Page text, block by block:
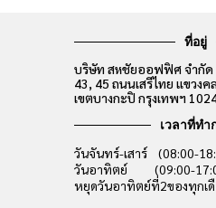
ที่อยู่
บริษัท สหชัยออฟฟิศ จำกัด
43, 45 ถนนเสรีไทย แขวงค
เขตบางกะปิ กรุงเทพฯ
เวลาที่ทำ
วันจันทร์-เสาร์ (08:00-
วันอาทิตย์ (09:00-
หยุดวันอาทิตย์ที่2ของทุกเ